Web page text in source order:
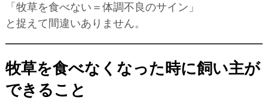
「牧草を食べない＝体調不良のサイン」
と捉えて間違いありません。
牧草を食べなくなった時に飼い主が
できること